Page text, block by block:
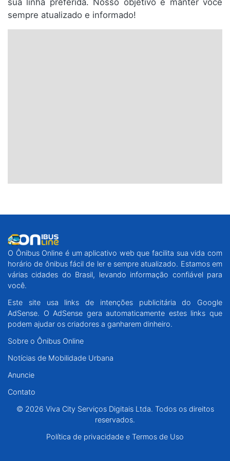
sua linha preferida. Nosso objetivo é manter você
sempre atualizado e informado!
O Ônibus Online é um aplicativo web que facilita sua vida com
horário de ônibus fácil de ler e sempre atualizado. Estamos em
várias cidades do Brasil, levando informação confiável para
você.
Este site usa links de intenções publicitária do Google
AdSense. O AdSense gera automaticamente estes links que
podem ajudar os criadores a ganharem dinheiro.
Sobre o Ônibus Online
Notícias de Mobilidade Urbana
Anuncie
Contato
© 2026 Viva City Serviços Digitais Ltda. Todos os direitos
reservados.
Política de privacidade e Termos de Uso